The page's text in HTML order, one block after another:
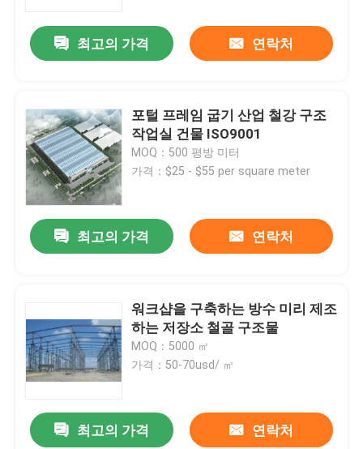
최고의 가격 연락처
포털 프레임 굽기 산업 철강 구조
작업실 건물 ISO9001
MOQ：500 평방 미터
가격：$25 - $55 per square meter
최고의 가격 연락처
워크샵을 구축하는 방수 미리 제조
하는 저장소 철골 구조물
MOQ：5000 ㎡
가격：50-70usd/ ㎡
최고의 가격 연락처